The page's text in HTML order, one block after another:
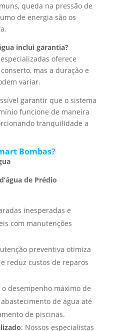
queda na pressão de
de energia são os
inclui garantia?
oferece
mas a duração e
variar.
garantir que o sistema
funcione de maneira
tranquilidade a
Bombas?
de Prédio
inesperadas e
com manutenções
preventiva otimiza
reduz custos de reparos
desempenho máximo de
de água até
de piscinas.
: Nossos especialistas